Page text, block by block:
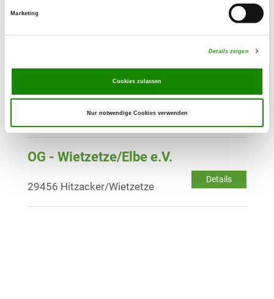
Marketing
Details zeigen
Cookies zulassen
Nur notwendige Cookies verwenden
OG - Uelzen e.V.
Meilerweg
Verladestr. 7
29574 Ebsdorf
OG - Wietzetze/Elbe e.V.
Details
29456 Hitzacker/Wietzetze